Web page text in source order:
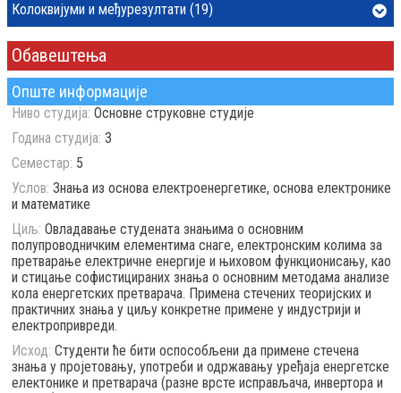
Опште информације
Ниво студија: Основне струковне студије
Година студија: 3
Семестар: 5
Услов: Знања из основа електроенергетике, основа електронике
и математике
Циљ: Овладавање студената знањима о основним
пoлупроводничким елементима снаге, електронским колима за
претварање електричне енергије и њиховом функционисању, као
и стицање софистицираних знања о основним методама анализе
кола енергетских претварача. Примена стечених теоријских и
практичних знања у циљу конкретне примене у индустрији и
електропривреди.
Исход: Студенти ће бити оспособљени да примене стечена
знања у пројетовању, употреби и одржавању уређаја енергетске
електонике и претварача (разне врсте исправљача, инвертора и
Колоквијуми и међурезултати (19)
Обавештења